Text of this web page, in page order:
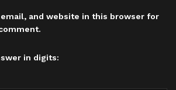
email, and website in this browser for
in digits: